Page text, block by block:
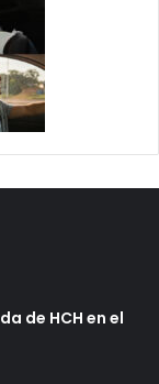
de HCH en el